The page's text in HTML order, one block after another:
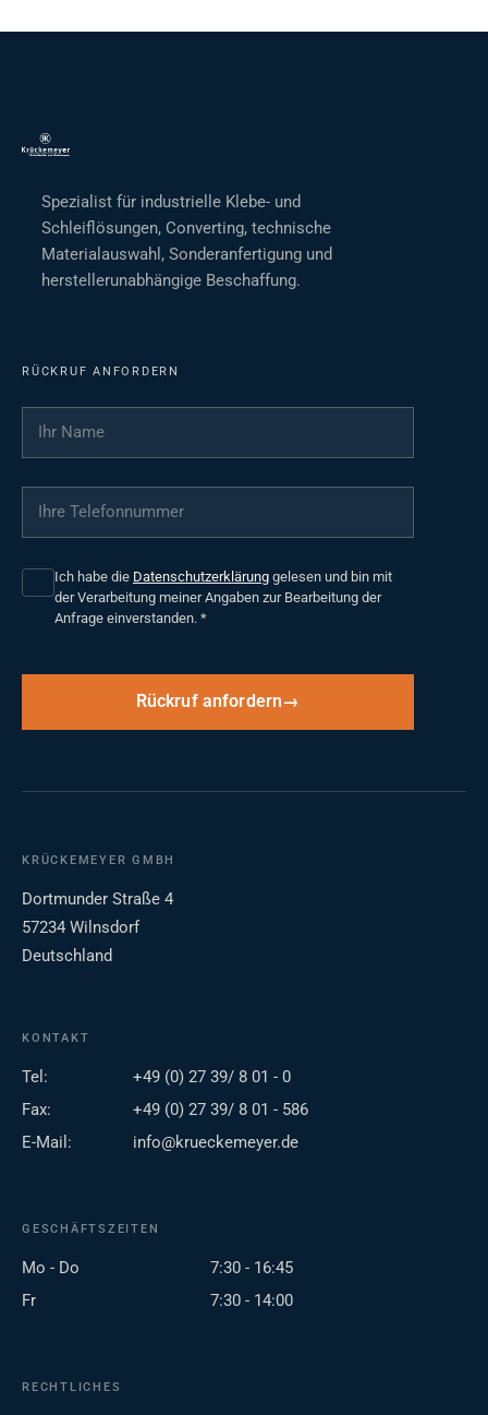
Spezialist für industrielle Klebe- und
Schleiflösungen, Converting, technische
Materialauswahl, Sonderanfertigung und
herstellerunabhängige Beschaffung.
RÜCKRUF ANFORDERN
Ihr Name
Ihre Telefonnummer
Ich habe die Datenschutzerklärung gelesen und bin mit
der Verarbeitung meiner Angaben zur Bearbeitung der
Anfrage einverstanden. *
Rückruf anfordern
KRÜCKEMEYER GMBH
Dortmunder Straße 4
57234 Wilnsdorf
Deutschland
KONTAKT
Tel:
+49 (0) 27 39/ 8 01 - 0
Fax:
+49 (0) 27 39/ 8 01 - 586
E-Mail:
info@krueckemeyer.de
GESCHÄFTSZEITEN
Mo - Do
7:30 - 16:45
Fr
7:30 - 14:00
RECHTLICHES